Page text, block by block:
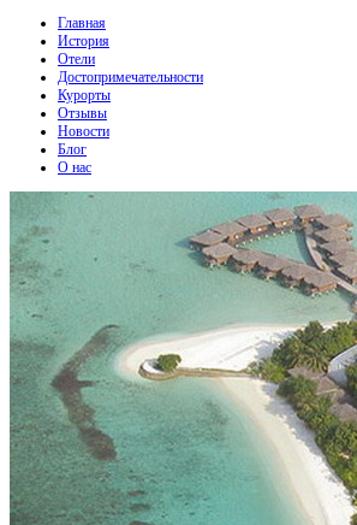
Главная
История
Отели
Достопримечательности
Курорты
Отзывы
Новости
Блог
О нас